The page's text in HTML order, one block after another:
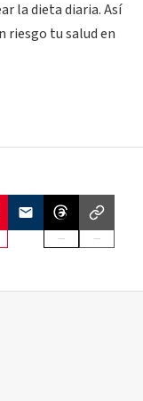
la dieta diaria. Así
riesgo tu salud en